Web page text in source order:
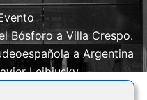
Bósforo a Villa Crespo.
a Argentina
Leibiusky